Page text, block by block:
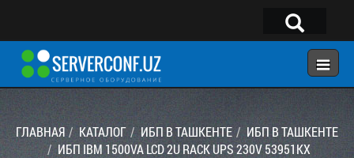
×
Telegram:@serverconf_uz
Тел: (90) 932-18-00
ГЛАВНАЯ КАТАЛОГ ИБП В ТАШКЕНТЕ
ИБП В ТАШКЕНТЕ
ИБП IBM 1500VA LCD 2U RACK UPS 230V 53951KX